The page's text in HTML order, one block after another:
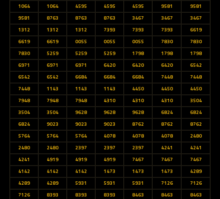
1064
1064 4595 4595 4595 9581
9581
9581
8763 8763 8763 3467 3467
3467
1312
1312 1312 7393 7393 7393
6619
6619
6619 0055 0055 0055 7830
7830
7830
5259 5259 5259 1798 1798
1798
6971
6971 6971 6420 6420 6420
6542
6542
6542 6684 6684 6684 7448
7448
7448
1143 1143 1143 4450 4450
4450
7948
7948 7948 4310 4310 4310
3504
3504
3504 9628 9628 9628 6824
6824
6824
9023 9023 9023 8762 8762
8762
5764
5764 5764 4078 4078 4078
2480
2480
2480 2397 2397 2397 4241
4241
4241
4919 4919 4919 7467 7467
7467
4142
4142 4142 1473 1473 1473
4289
4289
4289 5931 5931 5931 7126
7126
7126
8393 8393 8393 8463 8463
8463